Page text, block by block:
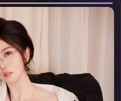
▶